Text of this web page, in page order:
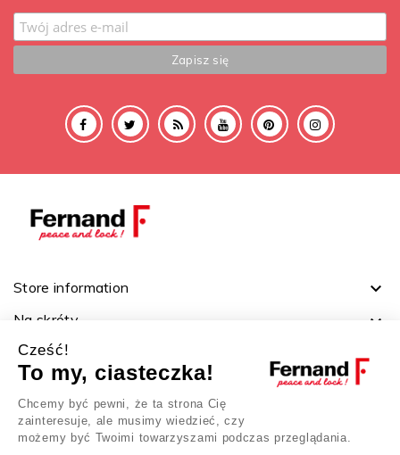
Store information 
Na skróty 
Ważne linki 
Twoje konto
Cześć!
To my, ciasteczka!
Chcemy być pewni, że ta strona Cię
zainteresuje, ale musimy wiedzieć, czy
możemy być Twoimi towarzyszami podczas przeglądania.